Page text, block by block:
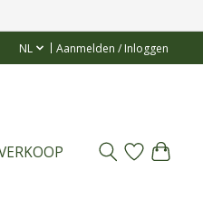
NL Aanmelden / Inloggen